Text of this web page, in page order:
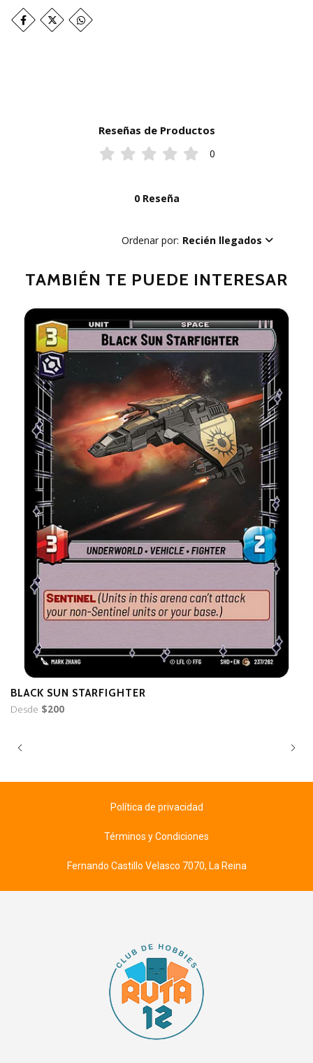
Reseñas de Productos
0
0 Reseña
Ordenar por: Recién llegados
TAMBIÉN TE PUEDE INTERESAR
BLACK SUN STARFIGHTER
Desde $200
Política de privacidad
Términos y Condiciones
Fernando Castillo Velasco 7070, La Reina